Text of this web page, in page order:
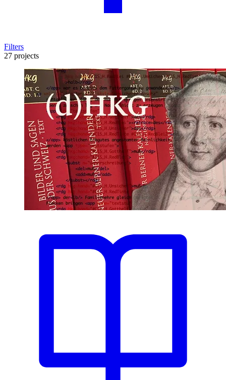
Filters
27 projects